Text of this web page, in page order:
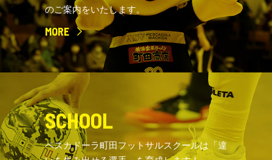
のご案内をいたします。
MORE
SCHOOL
ペスカドーラ町田フットサルスクールは「違